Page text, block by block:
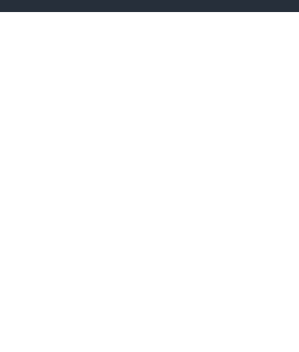
市面上熱銷的kowa胃腸